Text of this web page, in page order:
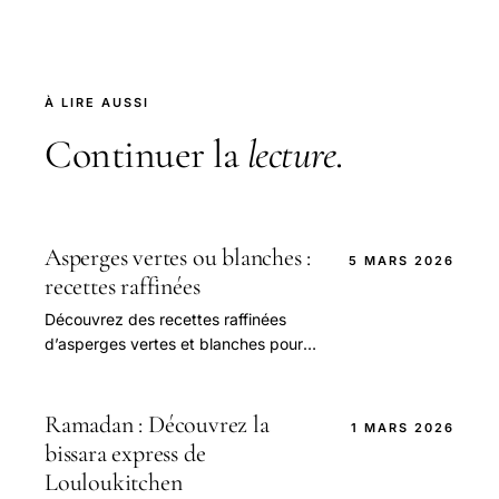
À LIRE AUSSI
Continuer la lecture.
Asperges vertes ou blanches :
recettes raffinées
Découvrez des recettes raffinées
d’asperges vertes et blanches pour
5 MARS 2026
Ramadan : Découvrez la
bissara express de
Louloukitchen
1 MARS 2026